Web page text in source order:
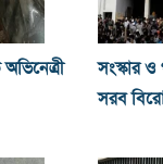
সংস্কার
সরব